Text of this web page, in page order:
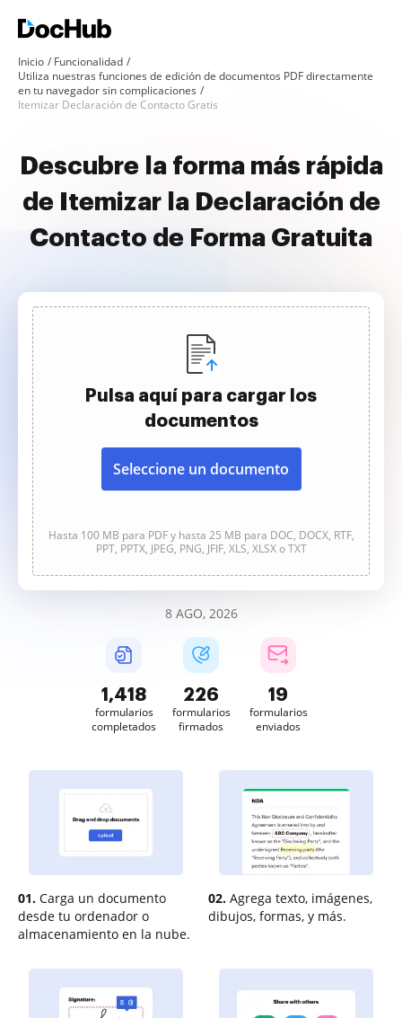
Inicio
Funcionalidad
Utiliza nuestras funciones de edición de documentos PDF directamente
en tu navegador sin complicaciones
Itemizar Declaración de Contacto Gratis
Descubre la forma más rápida
de Itemizar la Declaración de
Contacto de Forma Gratuita
Pulsa aquí para cargar los
documentos
Seleccione un documento
Hasta 100 MB para PDF y hasta 25 MB para DOC, DOCX, RTF,
PPT, PPTX, JPEG, PNG, JFIF, XLS, XLSX o TXT
8 AGO, 2026
1,418
formularios
completados
226
formularios
firmados
19
formularios
enviados
01. Carga un documento
desde tu ordenador o
almacenamiento en la nube.
02. Agrega texto, imágenes,
dibujos, formas, y más.